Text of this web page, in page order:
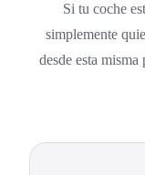
Si tu coche
simplemente
desde esta